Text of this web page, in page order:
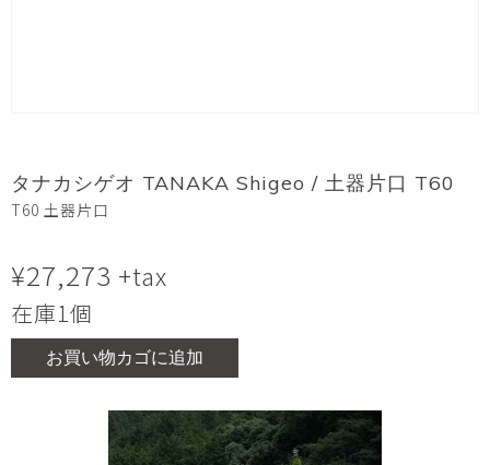
タナカシゲオ TANAKA Shigeo / 土器片口 T60
T60 土器片口
¥27,273 +tax
在庫1個
お買い物カゴに追加